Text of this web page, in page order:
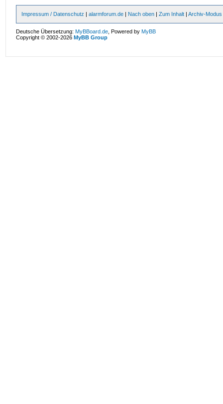
Impressum / Datenschutz |alarmforum.de | Nach oben |Zum Inhalt |Archiv-Modus
Deutsche Übersetzung:MyBBoard.de , Powered byMyBB
Copyright © 2002-2026MyBB Group